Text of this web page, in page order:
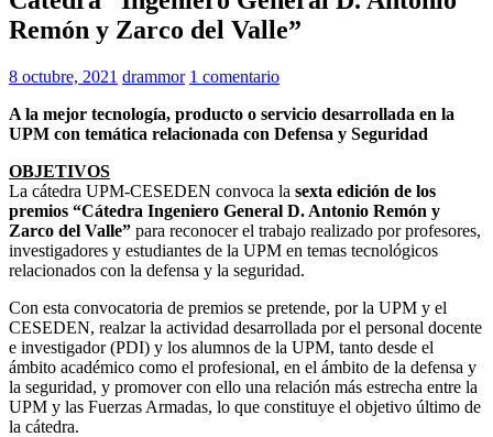
Remón y Zarco del Valle”
8 octubre, 2021 drammor 1 comentario
A la mejor tecnología, producto o servicio desarrollada en la
UPM con temática relacionada con Defensa y Seguridad
OBJETIVOS
La cátedra UPM-CESEDEN convoca la sexta edición de los
premios “Cátedra Ingeniero General D. Antonio Remón y
Zarco del Valle” para reconocer el trabajo realizado por profesores,
investigadores y estudiantes de la UPM en temas tecnológicos
relacionados con la defensa y la seguridad.
Con esta convocatoria de premios se pretende, por la UPM y el
CESEDEN, realzar la actividad desarrollada por el personal docente
e investigador (PDI) y los alumnos de la UPM, tanto desde el
ámbito académico como el profesional, en el ámbito de la defensa y
la seguridad, y promover con ello una relación más estrecha entre la
UPM y las Fuerzas Armadas, lo que constituye el objetivo último de
la cátedra.